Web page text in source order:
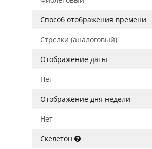
Способ отображения времени
Стрелки (аналоговый)
Отображение даты
Нет
Отображение дня недели
Нет
Скелетон